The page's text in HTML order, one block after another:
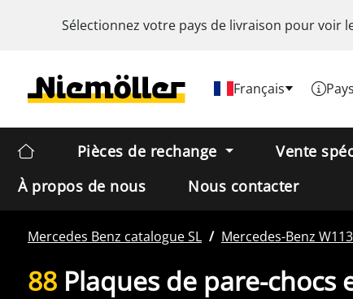
Sélectionnez votre pays de livraison pour voir
Français
Pièces de rechange Vente
À propos de nous
Nous contacter
Mercedes Benz catalogue SL Mercedes-Benz W113
88 Plaques de pare-chocs